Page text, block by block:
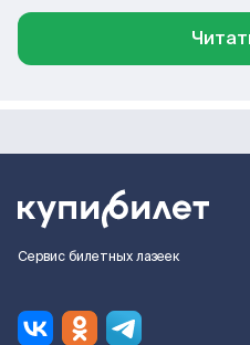
Сервис билетных лазеек